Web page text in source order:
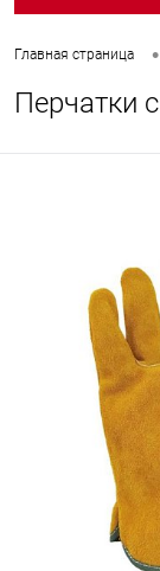
Главная страница •
Перчатки